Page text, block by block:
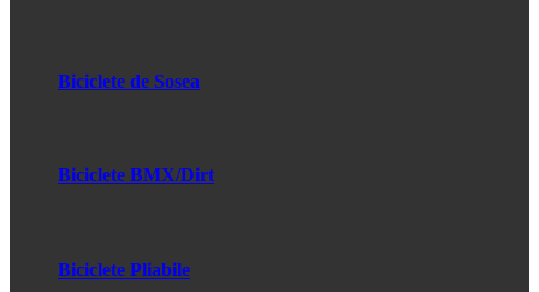
Biciclete de Sosea
Biciclete BMX/Dirt
Biciclete Pliabile